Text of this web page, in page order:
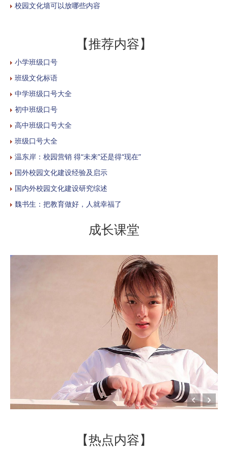
校园文化墙可以放哪些内容
【推荐内容】
小学班级口号
班级文化标语
中学班级口号大全
初中班级口号
高中班级口号大全
班级口号大全
温东岸：校园营销 得“未来”还是得“现在”
国外校园文化建设经验及启示
国内外校园文化建设研究综述
魏书生：把教育做好，人就幸福了
成长课堂
【热点内容】